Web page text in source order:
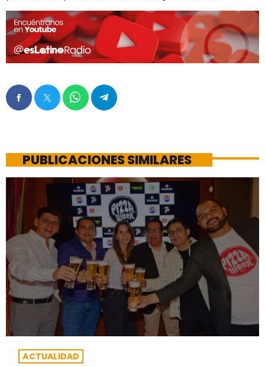
PUBLICACIONES SIMILARES
ACTUALIDAD